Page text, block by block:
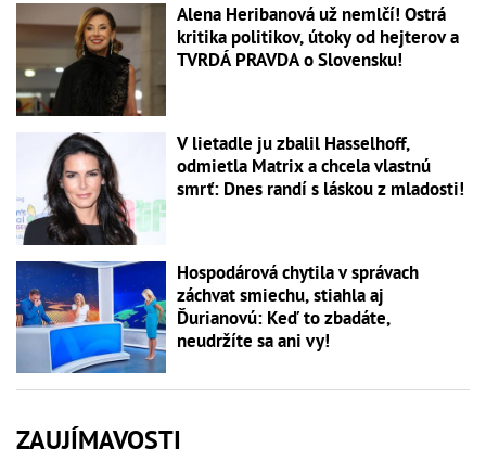
Alena Heribanová už nemlčí! Ostrá
kritika politikov, útoky od hejterov a
TVRDÁ PRAVDA o Slovensku!
V lietadle ju zbalil Hasselhoff,
odmietla Matrix a chcela vlastnú
smrť: Dnes randí s láskou z mladosti!
Hospodárová chytila v správach
záchvat smiechu, stiahla aj
Ďurianovú: Keď to zbadáte,
neudržíte sa ani vy!
ZAUJÍMAVOSTI